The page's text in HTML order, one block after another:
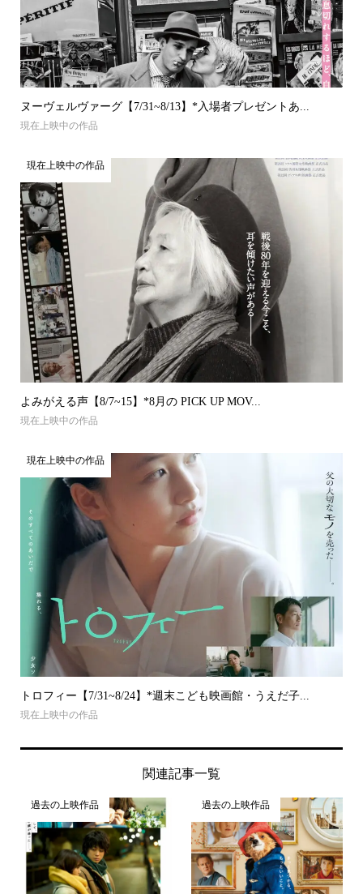
ヌーヴェルヴァーグ【7/31~8/13】*入場者プレゼントあ...
現在上映中の作品
現在上映中の作品
よみがえる声【8/7~15】*8月の PICK UP MOV...
現在上映中の作品
現在上映中の作品
トロフィー【7/31~8/24】*週末こども映画館・うえだ子...
現在上映中の作品
関連記事一覧
過去の上映作品 過去の上映作品